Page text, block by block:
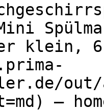
Mini
klein, 6
out/
—